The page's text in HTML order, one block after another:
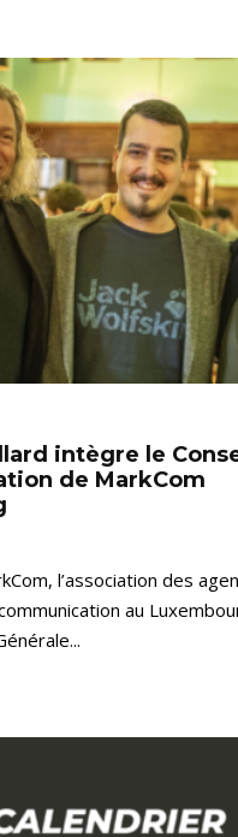
intègre le
de MarkCom
l’association des
au